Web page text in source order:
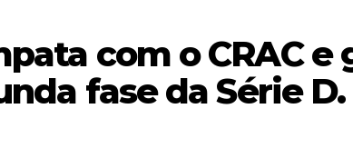
com o CRAC e
fase da Série D.